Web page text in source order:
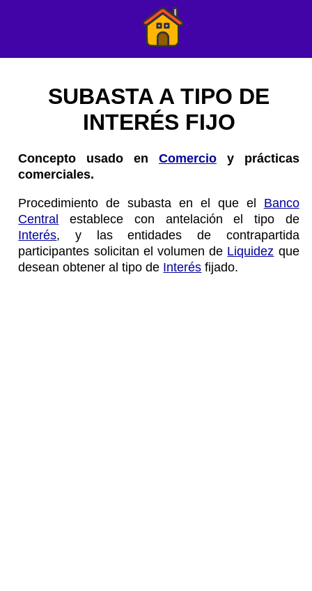
SUBASTA A TIPO DE
INTERÉS FIJO
Concepto usado en Comercioy prácticas
comerciales.
Procedimiento de subasta en el que el Banco
Central establece con antelación el tipo de
Interés, y las entidades de contrapartida
participantes solicitan el volumen de Liquidez que
desean obtener al tipo de Interés fijado.